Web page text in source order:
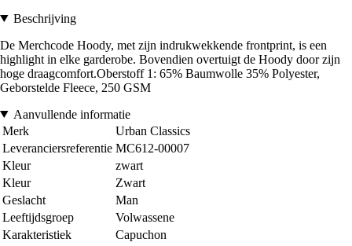
Beschrijving
De Merchcode Hoody, met zijn indrukwekkende frontprint, is een
highlight in elke garderobe. Bovendien overtuigt de Hoody door zijn
hoge draagcomfort.Oberstoff 1: 65% Baumwolle 35% Polyester,
Geborstelde Fleece, 250 GSM
Aanvullende informatie
Merk
Urban Classics
Leveranciersreferentie MC612-00007
Kleur
zwart
Kleur
Zwart
Geslacht
Man
Leeftijdsgroep
Volwassene
Karakteristiek
Capuchon